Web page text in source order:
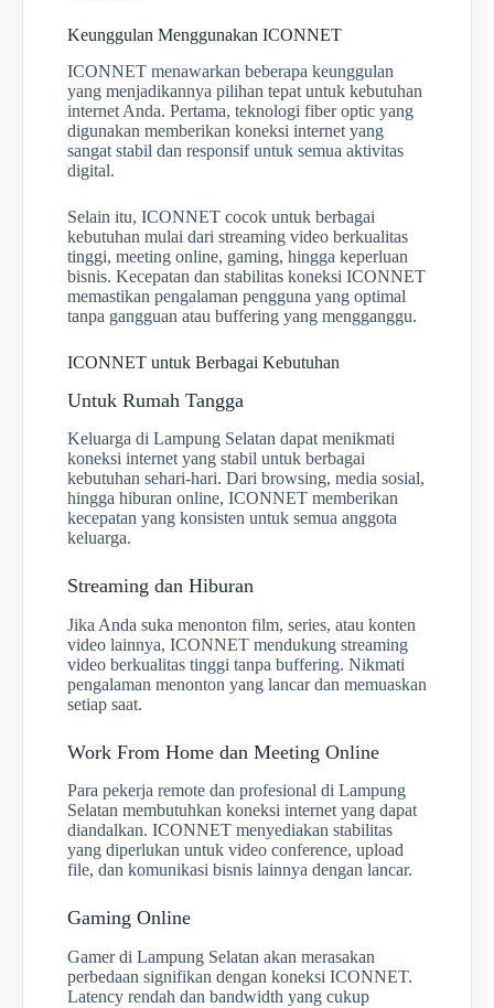
Keunggulan Menggunakan ICONNET
ICONNET menawarkan beberapa keunggulan
yang menjadikannya pilihan tepat untuk kebutuhan
internet Anda. Pertama, teknologi fiber optic yang
digunakan memberikan koneksi internet yang
sangat stabil dan responsif untuk semua aktivitas
digital.
Selain itu, ICONNET cocok untuk berbagai
kebutuhan mulai dari streaming video berkualitas
tinggi, meeting online, gaming, hingga keperluan
bisnis. Kecepatan dan stabilitas koneksi ICONNET
memastikan pengalaman pengguna yang optimal
tanpa gangguan atau buffering yang mengganggu.
ICONNET untuk Berbagai Kebutuhan
Untuk Rumah Tangga
Keluarga di Lampung Selatan dapat menikmati
koneksi internet yang stabil untuk berbagai
kebutuhan sehari-hari. Dari browsing, media sosial,
hingga hiburan online, ICONNET memberikan
kecepatan yang konsisten untuk semua anggota
keluarga.
Streaming dan Hiburan
Jika Anda suka menonton film, series, atau konten
video lainnya, ICONNET mendukung streaming
video berkualitas tinggi tanpa buffering. Nikmati
pengalaman menonton yang lancar dan memuaskan
setiap saat.
Work From Home dan Meeting Online
Para pekerja remote dan profesional di Lampung
Selatan membutuhkan koneksi internet yang dapat
diandalkan. ICONNET menyediakan stabilitas
yang diperlukan untuk video conference, upload
file, dan komunikasi bisnis lainnya dengan lancar.
Gaming Online
Gamer di Lampung Selatan akan merasakan
perbedaan signifikan dengan koneksi ICONNET.
Latency rendah dan bandwidth yang cukup